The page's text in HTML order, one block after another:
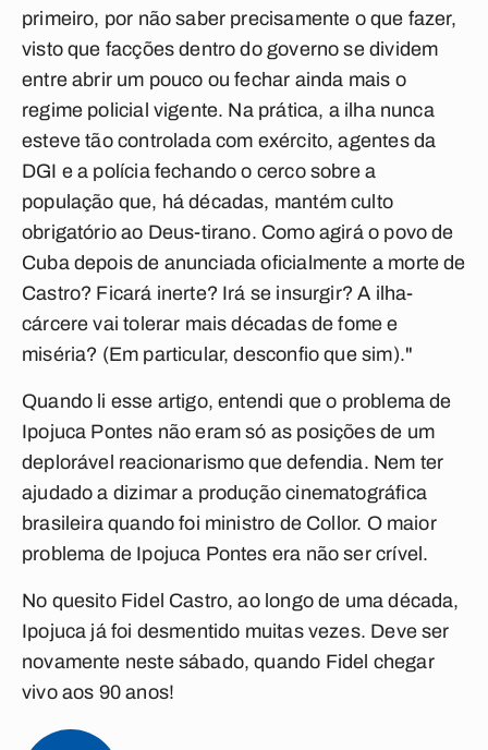
primeiro, por não saber precisamente o que fazer,
visto que facções dentro do governo se dividem
entre abrir um pouco ou fechar ainda mais o
regime policial vigente. Na prática, a ilha nunca
esteve tão controlada com exército, agentes da
DGI e a polícia fechando o cerco sobre a
população que, há décadas, mantém culto
obrigatório ao Deus-tirano. Como agirá o povo de
Cuba depois de anunciada oficialmente a morte de
Castro? Ficará inerte? Irá se insurgir? A ilha-
cárcere vai tolerar mais décadas de fome e
miséria? (Em particular, desconfio que sim)."
Quando li esse artigo, entendi que o problema de
Ipojuca Pontes não eram só as posições de um
deplorável reacionarismo que defendia. Nem ter
ajudado a dizimar a produção cinematográfica
brasileira quando foi ministro de Collor. O maior
problema de Ipojuca Pontes era não ser crível.
No quesito Fidel Castro, ao longo de uma década,
Ipojuca já foi desmentido muitas vezes. Deve ser
novamente neste sábado, quando Fidel chegar
vivo aos 90 anos!